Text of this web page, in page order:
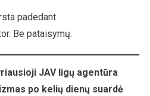
Baltymas
Suyra
padedant
Be pataisymų.
JAV ligų agentūra
po kelių dienų suardė